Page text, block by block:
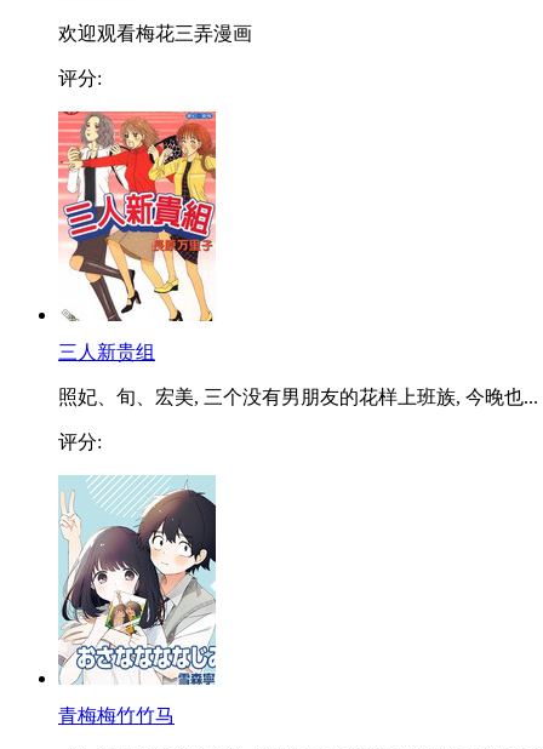
欢迎观看梅花三弄漫画
评分:
三人新贵组
照妃、旬、宏美, 三个没有男朋友的花样上班族, 今晚也...
评分:
青梅梅竹竹马